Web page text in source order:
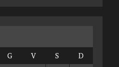
G V S D